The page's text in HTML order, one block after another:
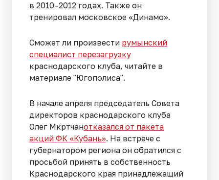
в 2010–2012 годах. Также он
тренировал московское «Динамо».
Сможет ли произвести румынский
специалист перезагрузку
краснодарского клуба, читайте в
материале "Югополиса".
В начале апреля председатель Совета
директоров краснодарского клуба
Олег Мкртчанотказался от пакета
акций ФК «Кубань». На встрече с
губернатором региона он обратился с
просьбой принять в собственность
Краснодарского края принадлежащий